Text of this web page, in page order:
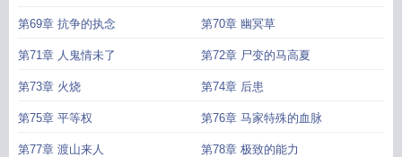
第69章 抗争的执念 第70章 幽冥草
第71章 人鬼情未了 第72章 尸变的马高夏
第73章 火烧 第74章 后患
第75章 平等权 第76章 马家特殊的血脉
第77章 渡山来人 第78章 极致的能力